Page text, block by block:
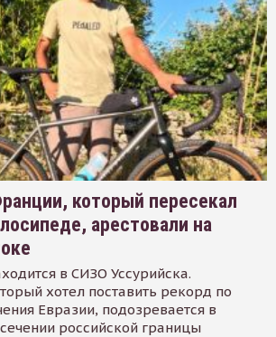
который пересекал
арестовали на
в СИЗО Уссурийска.
хотел поставить рекорд по
Евразии, подозревается в
российской границы